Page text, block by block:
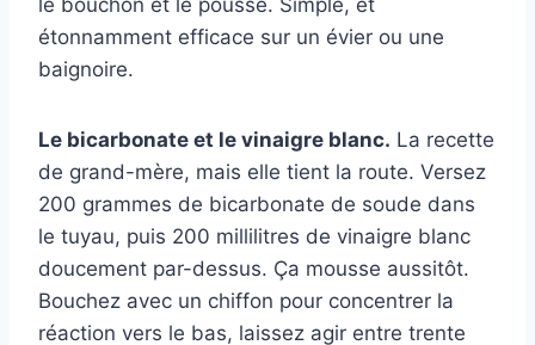
le bouchon et le pousse. Simple, et
étonnamment efficace sur un évier ou une
baignoire.
Le bicarbonate et le vinaigre blanc. La recette
de grand-mère, mais elle tient la route. Versez
200 grammes de bicarbonate de soude dans
le tuyau, puis 200 millilitres de vinaigre blanc
doucement par-dessus. Ça mousse aussitôt.
Bouchez avec un chiffon pour concentrer la
réaction vers le bas, laissez agir entre trente